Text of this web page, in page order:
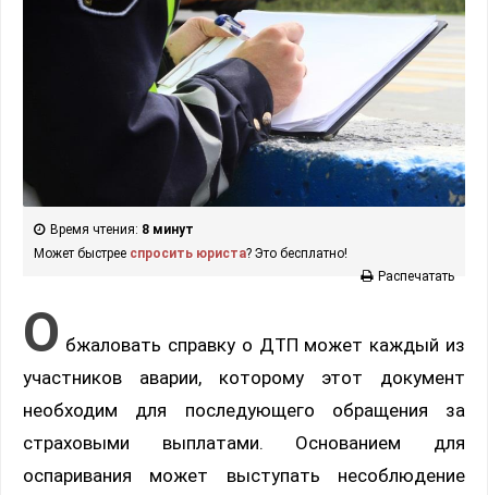
Время чтения: 8 минут
Может быстрее спросить юриста? Это бесплатно!
Распечатать
О бжаловать справку о ДТП может каждый из
участников аварии, которому этот документ
необходим для последующего обращения за
страховыми выплатами. Основанием для
оспаривания может выступать несоблюдение